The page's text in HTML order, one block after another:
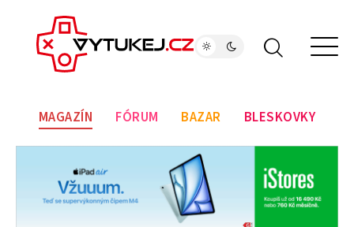
MAGAZÍN FÓRUM BAZAR BLESKOVKY